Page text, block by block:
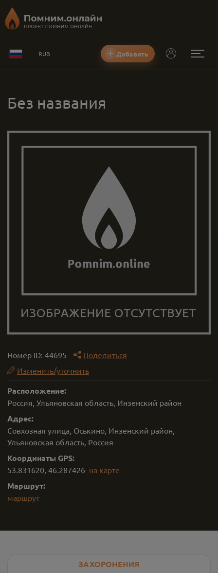
RUB Добавить
Без названия
Номер ID: 44695
Поделиться
Изменить/уточнить
Расположение:
Россия, Ульяновская область, Инзенский район
Адрес:
Совхозная улица, Оськино, Инзенский район,
Ульяновская область, Россия
Координаты GPS:
53.831620, 46.287426 на карте
Маршрут:
маршрут
ЗАХОРОНЕНИЯ